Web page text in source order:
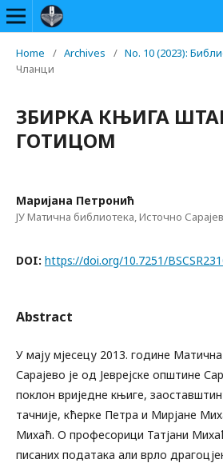
Home / Archives / No. 10 (2023):
Чланци
ЗБИРКА КЊИГА
ГОТИЦОМ
Маријана Петронић
ЈУ Матична библиотека, Источно
DOI: https://doi.org/10.7251/
Abstract
У мају мјесецу 2013. године
Сарајево је од Јеврејске општине
поклон вриједне књиге,
тачније, кћерке Петра и Мирјане
Михаћ. О професорици Татјани
писаних података али врло